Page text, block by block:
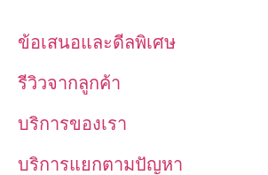
ข้อเสนอและดีลพิเศษ
รีวิวจากลูกค้า
บริการของเรา
บริการแยกตามปัญหา